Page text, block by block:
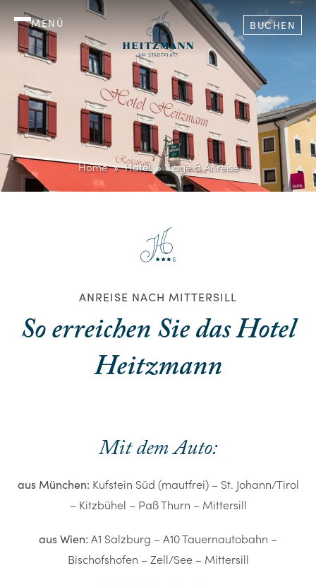
MENÜ BUCHEN
Home Hotel Lage & Anreise
ANREISE NACH MITTERSILL
So erreichen Sie das Hotel
Heitzmann
Mit dem Auto:
aus München: Kufstein Süd (mautfrei) – St. Johann/Tirol
– Kitzbühel – Paß Thurn – Mittersill
aus Wien: A1 Salzburg – A10 Tauernautobahn –
Bischofshofen – Zell/See – Mittersill